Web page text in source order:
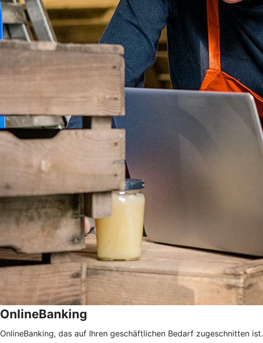
OnlineBanking
OnlineBanking, das auf Ihren geschäftlichen Bedarf zugeschnitten ist.